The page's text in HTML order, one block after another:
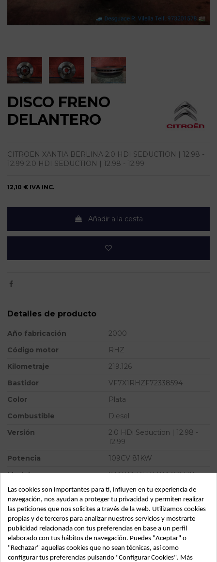
DISCO FRENO
DELANTERO
CITROEN XANTIA BERLINA 2.0 HDI SEDUCTION | 12.98 -
12.99 2.0 HDI SEDUCTION | 12.98 - 12.99
12,10 € IVA INC.
Añadir a la cesta
Detalles de producto
Año fabricación
2000
Código motor
RHZ
Kilometraje
219.126
Bastidor
VF7X1RHZF72338594
Color
Plata
Combustible
Diesel
Versión
2.0 HDi Seduction | 12.98 -
12.99
Potencia
109CV 81KW
Modelo
XANTIA BERLINA 2.0 HDi
Almacén
49349
SubAlmacén
385
SubSubAlmacén
100029857
ID: 738660
Las cookies son importantes para ti, influyen en tu experiencia de
navegación, nos ayudan a proteger tu privacidad y permiten realizar
las peticiones que nos solicites a través de la web. Utilizamos cookies
propias y de terceros para analizar nuestros servicios y mostrarte
publicidad relacionada con tus preferencias en base a un perfil
elaborado con tus hábitos de navegación. Puedes "Aceptar" o
"Rechazar" aquellas cookies que no sean técnicas, así como
configurar tus preferencias pulsando "Configurar Cookies". Más